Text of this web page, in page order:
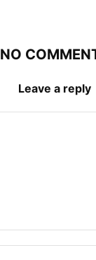
NO
Leave a reply